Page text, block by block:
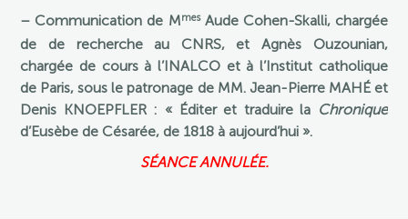
– Communication de MmesAude Cohen-Skalli, chargée
de de recherche au CNRS, et Agnès Ouzounian,
chargée de cours à l’INALCO et à l’Institut catholique
de Paris, sous le patronage de MM. Jean-Pierre MAHÉ et
Denis KNOEPFLER : « Éditer et traduire la Chronique
d’Eusèbe de Césarée, de 1818 à aujourd’hui ».
SÉANCE ANNULÉE.